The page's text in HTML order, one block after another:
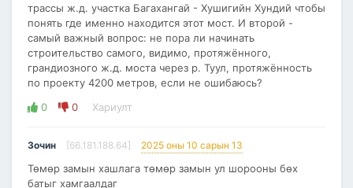
трассы ж.д. участка Багахангай - Хушигийн Хундий чтобы
понять где именно находится этот мост. И второй -
самый важный вопрос: не пора ли начинать
строительство самого, видимо, протяжённого,
грандиозного ж.д. моста через р. Туул, протяжённость
по проекту 4200 метров, если не ошибаюсь?
0
0 Хариулт
Зочин [66.181.188.64] 2025 оны 10 сарын 13
Төмөр замын хашлага төмөр замын ул шорооны бөх
батыг хамгаалдаг